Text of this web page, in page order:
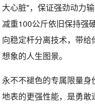
大心脏"，保证强劲动力
减重100公斤依旧保持强
向稳定杆分离技术，带
想象的人生图景。
永不不褪色的专属限量
地表的更强性能，是勇